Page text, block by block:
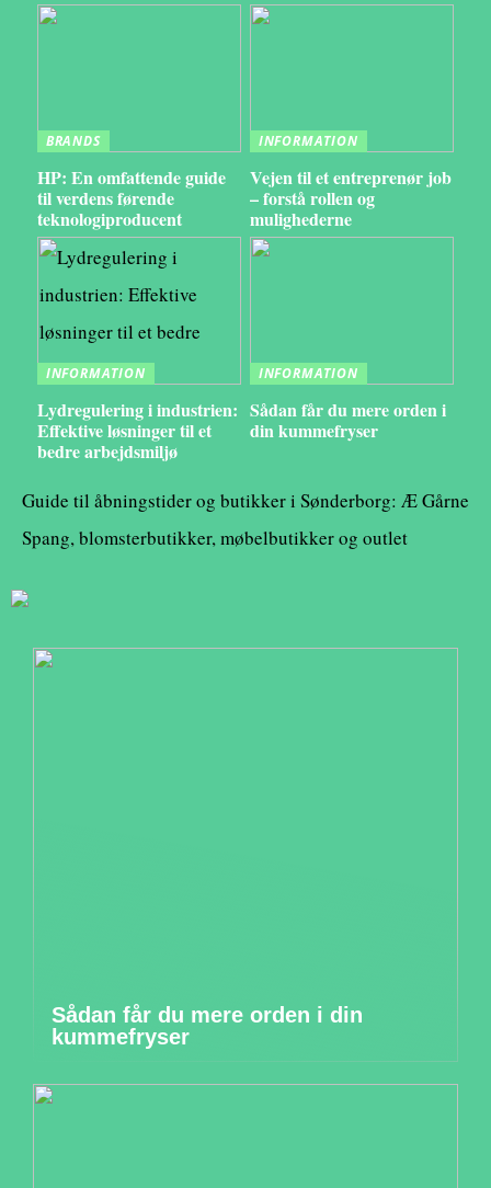
BRANDS
HP: En omfattende guide
til verdens førende
teknologiproducent
INFORMATION
Vejen til et entreprenør job
– forstå rollen og
mulighederne
INFORMATION
Lydregulering i industrien:
Effektive løsninger til et
bedre arbejdsmiljø
INFORMATION
Sådan får du mere orden i
din kummefryser
Guide til åbningstider og butikker i Sønderborg: Æ Gårne
Spang, blomsterbutikker, møbelbutikker og outlet
Sådan får du mere orden i din
kummefryser